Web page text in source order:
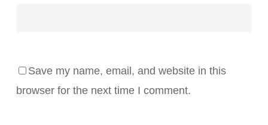
Save my name, email, and website in this
browser for the next time I comment.